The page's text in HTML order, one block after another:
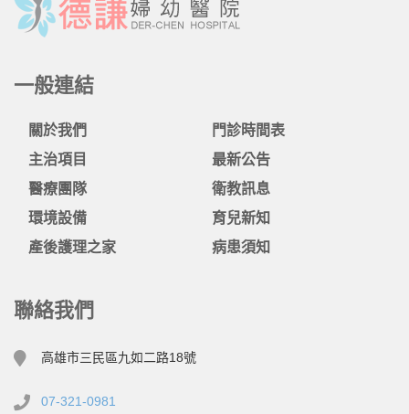
一般連結
關於我們
門診時間表
主治項目
最新公告
醫療團隊
衛教訊息
環境設備
育兒新知
產後護理之家
病患須知
聯絡我們
高雄市三民區九如二路18號
07-321-0981